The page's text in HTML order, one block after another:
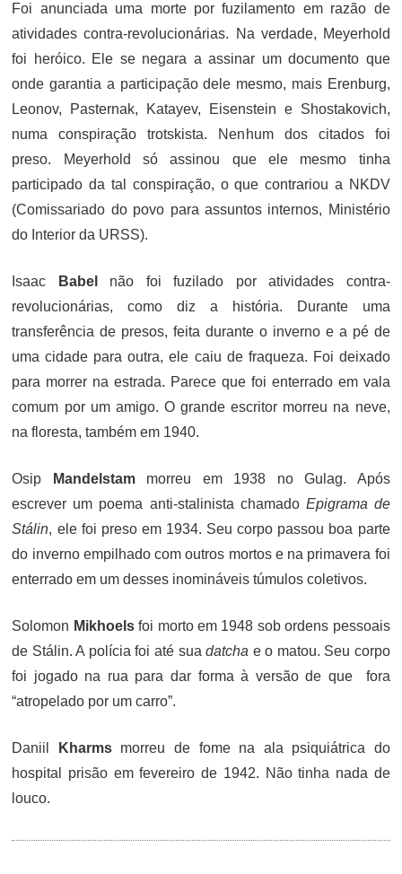
Foi anunciada uma morte por fuzilamento em razão de
atividades contra-revolucionárias. Na verdade, Meyerhold
foi heróico. Ele se negara a assinar um documento que
onde garantia a participação dele mesmo, mais Erenburg,
Leonov, Pasternak, Katayev, Eisenstein e Shostakovich,
numa conspiração trotskista. Nenhum dos citados foi
preso. Meyerhold só assinou que ele mesmo tinha
participado da tal conspiração, o que contrariou a NKDV
(Comissariado do povo para assuntos internos, Ministério
do Interior da URSS).
Isaac Babel
não foi fuzilado por atividades contra-
revolucionárias, como diz a história. Durante uma
transferência de presos, feita durante o inverno e a pé de
uma cidade para outra, ele caiu de fraqueza. Foi deixado
para morrer na estrada. Parece que foi enterrado em vala
comum por um amigo. O grande escritor morreu na neve,
na floresta, também em 1940.
Osip Mandelstammorreu em 1938 no Gulag. Após
escrever um poema anti-stalinista chamado Epigrama de
Stálin, ele foi preso em 1934. Seu corpo passou boa parte
do inverno empilhado com outros mortos e na primavera foi
enterrado em um desses inomináveis túmulos coletivos.
Solomon Mikhoelsfoi morto em 1948 sob ordens pessoais
de Stálin. A polícia foi até suadatcha e o matou. Seu corpo
foi jogado na rua para dar forma à versão de que fora
“atropelado por um carro”.
Daniil Kharmsmorreu de fome na ala psiquiátrica do
hospital prisão em fevereiro de 1942. Não tinha nada de
louco.